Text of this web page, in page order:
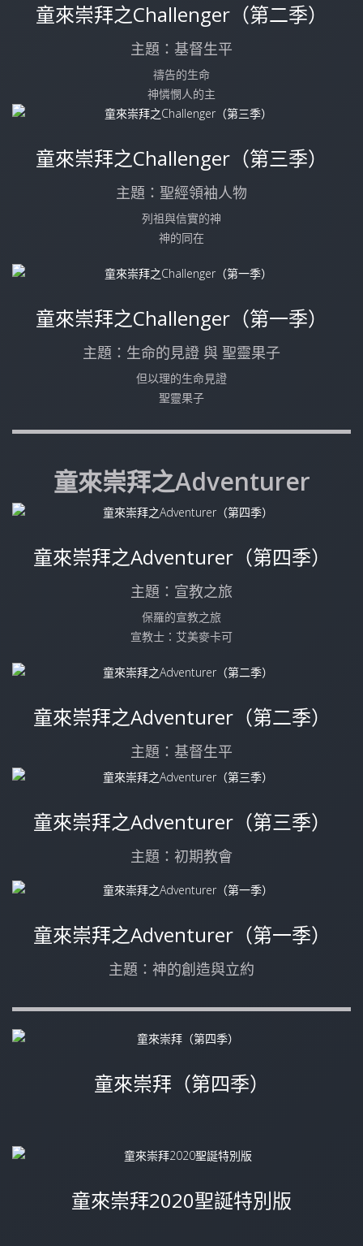
童來崇拜之Challenger（第二季）
主題：基督生平
禱告的生命
神憐憫人的主
童來崇拜之Challenger（第三季）
主題：聖經領袖人物
列祖與信實的神
神的同在
童來崇拜之Challenger（第一季）
主題：生命的見證 與 聖靈果子
但以理的生命見證
聖靈果子
童來崇拜之Adventurer
童來崇拜之Adventurer（第四季）
主題：宣教之旅
保羅的宣教之旅
宣教士：艾美麥卡可
童來崇拜之Adventurer（第二季）
主題：基督生平
童來崇拜之Adventurer（第三季）
主題：初期教會
童來崇拜之Adventurer（第一季）
主題：神的創造與立約
童來崇拜（第四季）
童來崇拜2020聖誕特別版